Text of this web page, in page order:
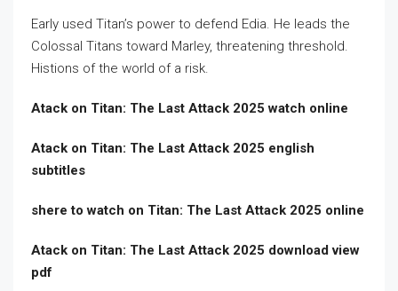
Early used Titan’s power to defend Edia. He leads the
Colossal Titans toward Marley, threatening threshold.
Histions of the world of a risk.
Atack on Titan: The Last Attack 2025 watch online
Atack on Titan: The Last Attack 2025 english
subtitles
shere to watch on Titan: The Last Attack 2025 online
Atack on Titan: The Last Attack 2025 download view
pdf